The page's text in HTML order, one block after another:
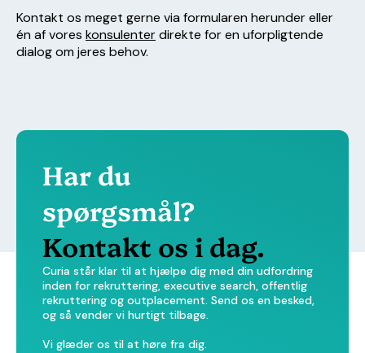
Kontakt os meget gerne via formularen herunder eller
én af vores konsulenterdirekte for en uforpligtende
dialog om jeres behov.
Har du
spørgsmål?
Kontakt os i dag.
Curia står klar til at hjælpe dig med din udfordring
inden for rekruttering, executive search, offentlig
rekruttering og outplacement. Send os en besked,
og så vender vi hurtigt tilbage.
Vi glæder os til at høre fra dig.